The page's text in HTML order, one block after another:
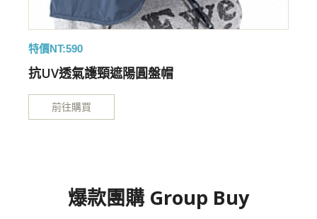
特價NT:590
抗UV透氣護頸遮陽圓盤帽
前往購買
爆款團購 Group Buy